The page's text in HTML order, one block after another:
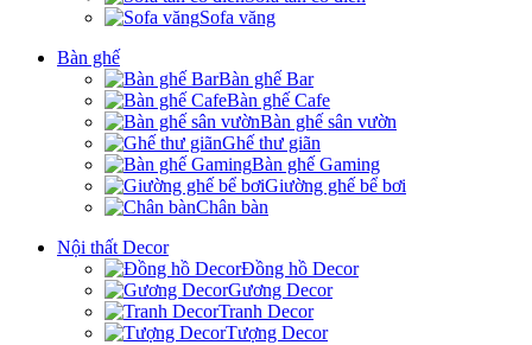
Sofa văng
Bàn ghế
Bàn ghế Bar
Bàn ghế Cafe
Bàn ghế sân vườn
Ghế thư giãn
Bàn ghế Gaming
Giường ghế bể bơi
Chân bàn
Nội thất Decor
Đồng hồ Decor
Gương Decor
Tranh Decor
Tượng Decor